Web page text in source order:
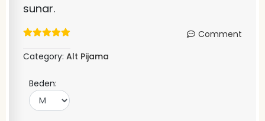
sunar.
Comment
Category: Alt Pijama
Beden: